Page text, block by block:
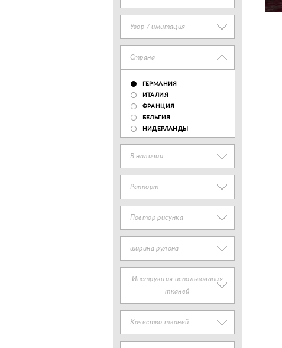
Узор / имитация
Страна
ГЕРМАНИЯ
ИТАЛИЯ
ФРАНЦИЯ
БЕЛЬГИЯ
НИДЕРЛАНДЫ
В наличии
Раппорт
Повтор рисунка
ширина рулона
Инструкция использования
тканей
Качество тканей